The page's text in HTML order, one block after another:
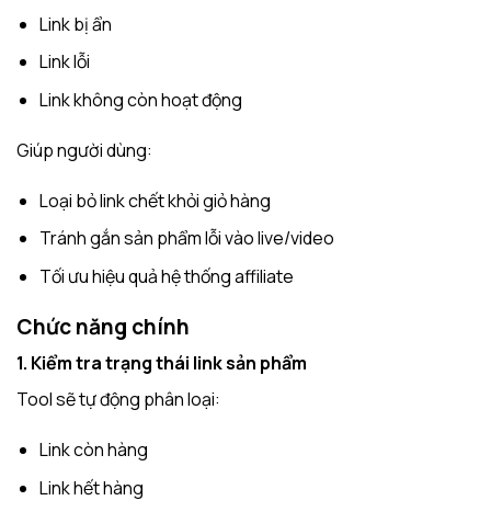
Link bị ẩn
Link lỗi
Link không còn hoạt động
Giúp người dùng:
Loại bỏ link chết khỏi giỏ hàng
Tránh gắn sản phẩm lỗi vào live/video
Tối ưu hiệu quả hệ thống affiliate
Chức năng chính
1. Kiểm tra trạng thái link sản phẩm
Tool sẽ tự động phân loại:
Link còn hàng
Link hết hàng